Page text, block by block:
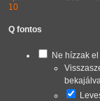
10
Q fontos
Ne hízzak el